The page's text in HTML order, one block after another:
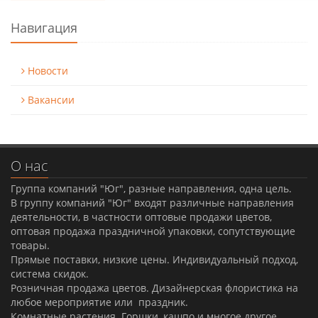
Навигация
Новости
Вакансии
О нас
Группа компаний "Юг", разные направления, одна цель.
В группу компаний "Юг" входят различные направления
деятельности, в частности оптовые продажи цветов,
оптовая продажа праздничной упаковки, сопутствующие
товары.
Прямые поставки, низкие цены. Индивидуальный подход,
система скидок.
Розничная продажа цветов. Дизайнерская флористика на
любое мероприятие или праздник.